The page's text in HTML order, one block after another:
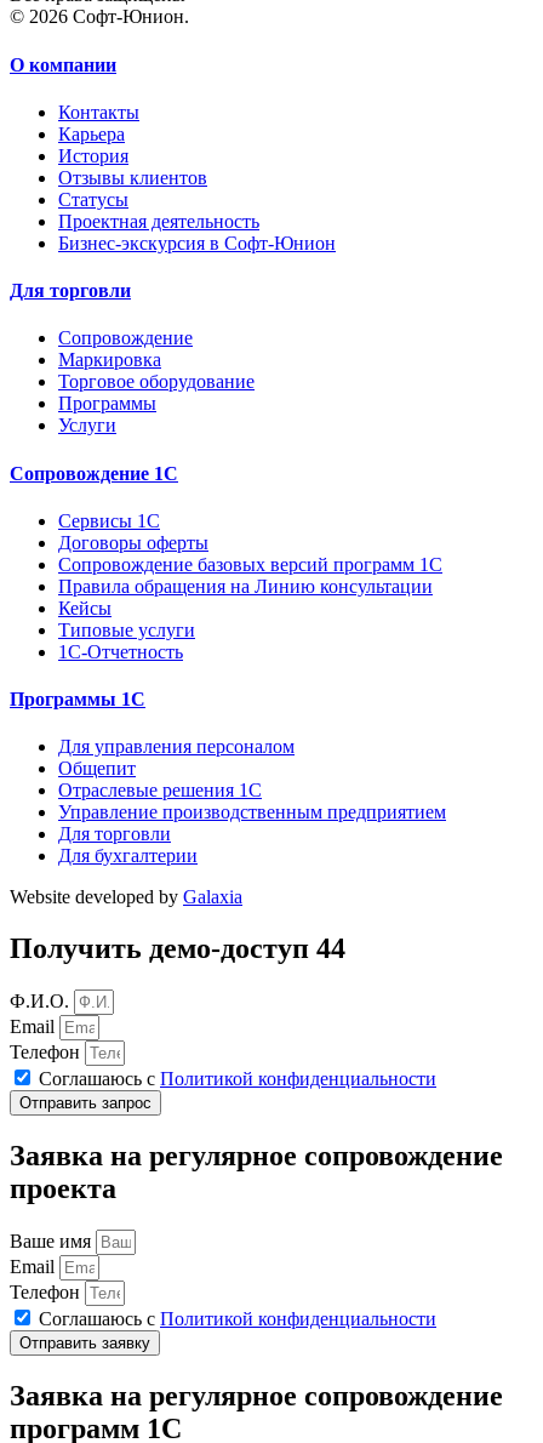
© 2026 Софт-Юнион.
О компании
Контакты
Карьера
История
Отзывы клиентов
Статусы
Проектная деятельность
Бизнес-экскурсия в Софт-Юнион
Для торговли
Сопровождение
Маркировка
Торговое оборудование
Программы
Услуги
Сопровождение 1С
Сервисы 1С
Договоры оферты
Сопровождение базовых версий программ 1С
Правила обращения на Линию консультации
Кейсы
Типовые услуги
1С-Отчетность
Программы 1С
Для управления персоналом
Общепит
Отраслевые решения 1С
Управление производственным предприятием
Для торговли
Для бухгалтерии
Website developed by Galaxia
Получить демо-доступ 44
Ф.И.О.
Email
Телефон
Соглашаюсь с Политикой конфиденциальности
Отправить запрос
Заявка на регулярное сопровождение
проекта
Ваше имя
Email
Телефон
Соглашаюсь с Политикой конфиденциальности
Отправить заявку
Заявка на регулярное сопровождение
программ 1С